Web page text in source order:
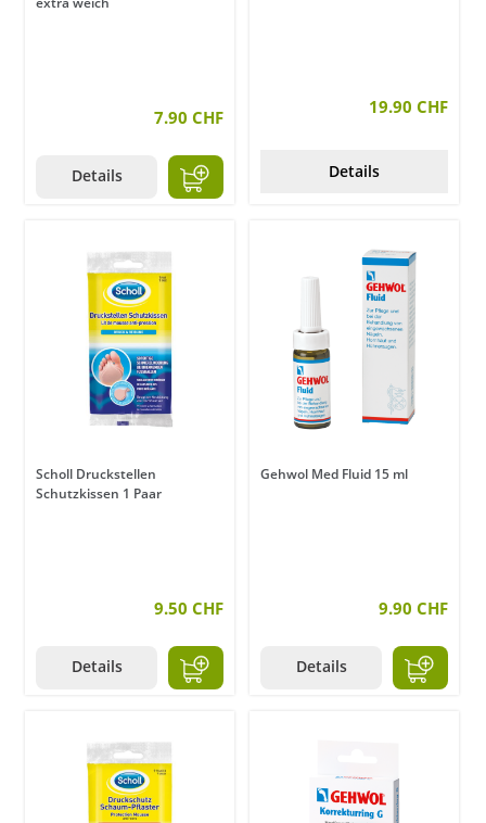
7.90 CHF
Details
19.90 CHF
Details
Scholl Druckstellen
Schutzkissen 1 Paar
9.50 CHF
Details
Gehwol Med Fluid 15 ml
9.90 CHF
Details